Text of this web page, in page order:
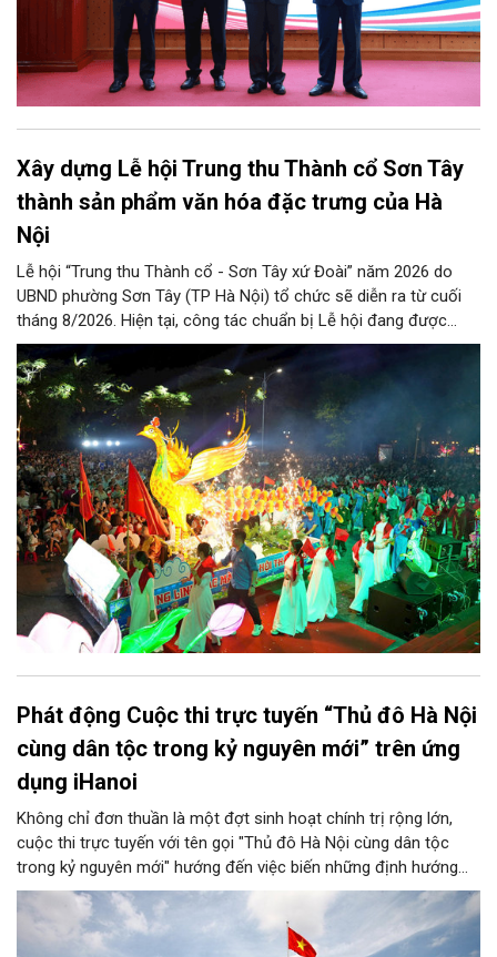
Xây dựng Lễ hội Trung thu Thành cổ Sơn Tây
thành sản phẩm văn hóa đặc trưng của Hà
Nội
Lễ hội “Trung thu Thành cổ - Sơn Tây xứ Đoài” năm 2026 do
UBND phường Sơn Tây (TP Hà Nội) tổ chức sẽ diễn ra từ cuối
tháng 8/2026. Hiện tại, công tác chuẩn bị Lễ hội đang được
chính quyền phường Sơn Tây cùng các phòng, ban, ngành, đơn
vị và 25 tổ dân phố khẩn trương triển khai, tạo khí thế sôi nổi,
sẵn sàng mang đến cho Nhân dân và du khách một mùa Trung
thu quy mô, đặc sắc và giàu bản sắc văn hóa xứ Đoài.
Phát động Cuộc thi trực tuyến “Thủ đô Hà Nội
cùng dân tộc trong kỷ nguyên mới” trên ứng
dụng iHanoi
Không chỉ đơn thuần là một đợt sinh hoạt chính trị rộng lớn,
cuộc thi trực tuyến với tên gọi "Thủ đô Hà Nội cùng dân tộc
trong kỷ nguyên mới" hướng đến việc biến những định hướng
chiến lược trong Nghị quyết số 02-NQ/TW của Bộ Chính trị
thành niềm tin, thành nhận thức chung của mỗi người dân.